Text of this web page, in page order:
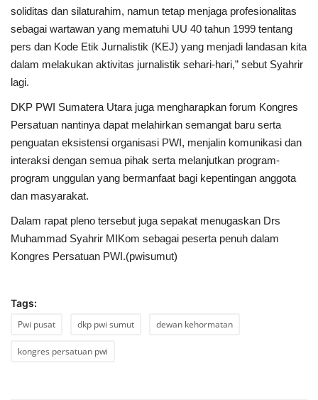
soliditas dan silaturahim, namun tetap menjaga profesionalitas
sebagai wartawan yang mematuhi UU 40 tahun 1999 tentang
pers dan Kode Etik Jurnalistik (KEJ) yang menjadi landasan kita
dalam melakukan aktivitas jurnalistik sehari-hari,” sebut Syahrir
lagi.
DKP PWI Sumatera Utara juga mengharapkan forum Kongres
Persatuan nantinya dapat melahirkan semangat baru serta
penguatan eksistensi organisasi PWI, menjalin komunikasi dan
interaksi dengan semua pihak serta melanjutkan program-
program unggulan yang bermanfaat bagi kepentingan anggota
dan masyarakat.
Dalam rapat pleno tersebut juga sepakat menugaskan Drs
Muhammad Syahrir MIKom sebagai peserta penuh dalam
Kongres Persatuan PWI.(pwisumut)
Tags:
Pwi pusat
dkp pwi sumut dewan kehormatan
kongres persatuan pwi